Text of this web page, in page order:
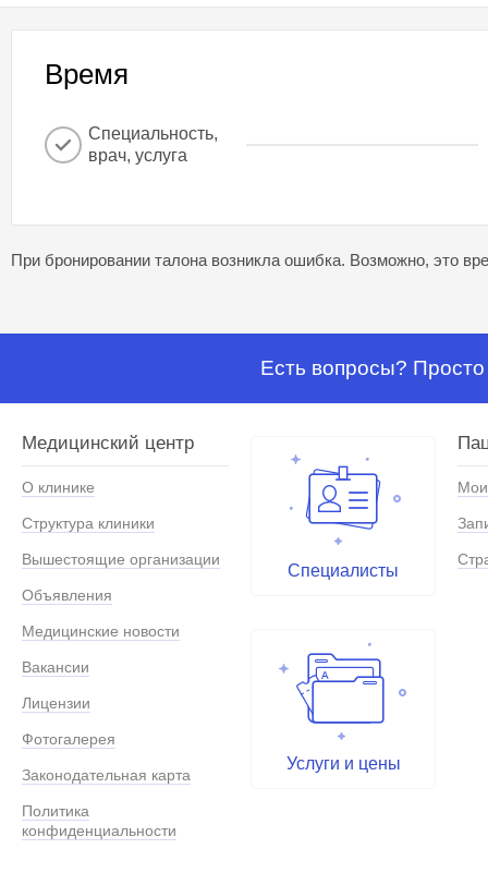
Время
Специальность,
врач, услуга
При бронировании талона возникла ошибка. Возможно, это
Есть вопросы?
Медицинский центр
О клинике
Структура клиники
Вышестоящие организации
Объявления
Медицинские новости
Вакансии
Лицензии
Фотогалерея
Законодательная карта
Политика
конфиденциальности
Специалисты
Услуги и цены